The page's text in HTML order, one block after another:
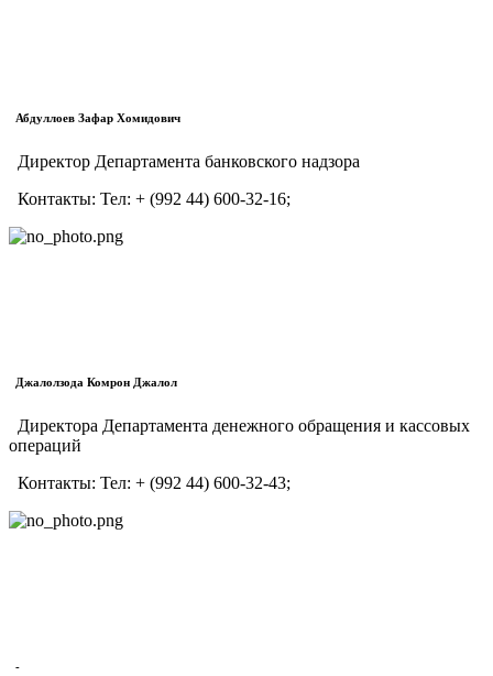
Абдуллоев Зафар Хомидович
Директор Департамента банковского надзора
Контакты: Тел: + (992 44) 600-32-16;
Джалолзода Комрон Джалол
Директора Департамента денежного обращения и кассовых
операций
Контакты: Тел: + (992 44) 600-32-43;
-